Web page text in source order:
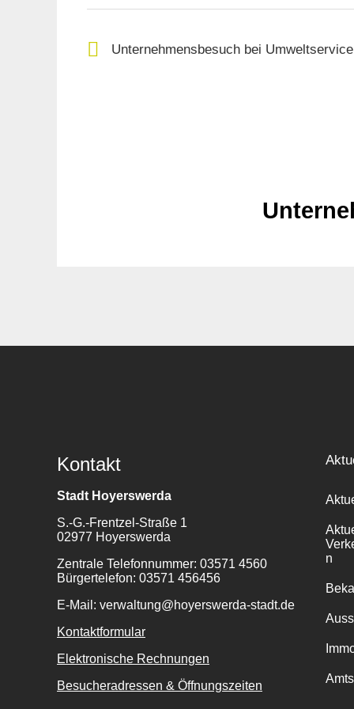
Unternehmensbesuch bei
Kontakt
Stadt Hoyerswerda
S.-G.-Frentzel-Straße 1
02977 Hoyerswerda
Zentrale Telefonnummer: 03571 4560
Bürgertelefon: 03571 456456
E-Mail: verwaltung@hoyerswerda-stadt.de
Kontaktformular
Elektronische Rechnungen
Besucheradressen & Öffnungszeiten
n